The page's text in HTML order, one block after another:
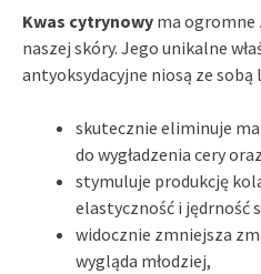
Kwas cytrynowy ma ogromne
naszej skóry. Jego unikalne
antyoksydacyjne niosą ze
skutecznie eliminuje
do wygładzenia cery
stymuluje produkcję
elastyczność i jędrność
widocznie zmniejsza
wygląda młodziej,